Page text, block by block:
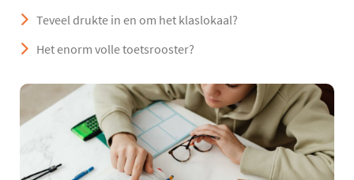
Teveel drukte in en om het klaslokaal?
Het enorm volle toetsrooster?